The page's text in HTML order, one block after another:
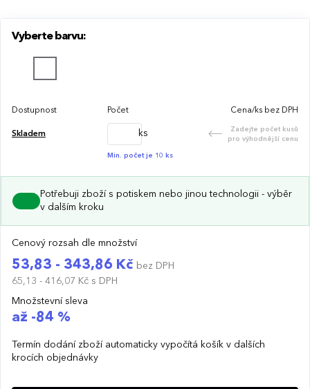
Vyberte barvu:
Dostupnost Počet Cena/ks bez DPH
Skladem ks
Zadejte počet kusů
pro výhodnější cenu
Min. počet je 10 ks
Potřebuji zboží s potiskem nebo jinou technologii - výběr
v dalším kroku
Cenový rozsah dle množství
53,83 - 343,86 Kč bez DPH
65,13 - 416,07 Kč s DPH
Množstevní sleva
až -84 %
Termín dodání zboží automaticky vypočítá košík v dalších
krocích objednávky